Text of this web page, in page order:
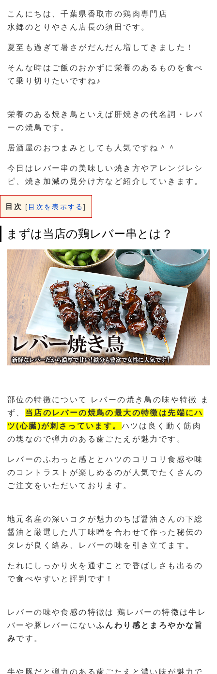
こんにちは、千葉県香取市の鶏肉専門店
水郷のとりやさん店長の須田です。
夏至も過ぎて暑さがだんだん増してきました！
そんな時はご飯のおかずに栄養のあるものを食べ
て乗り切りたいですね♪
栄養のある焼き鳥といえば肝焼きの代名詞・レバ
ーの焼鳥です。
居酒屋のおつまみとしても人気ですね＾＾
今日はレバー串の美味しい焼き方やアレンジレシ
ピ、焼き加減の見分け方など紹介していきます。
目次 [ 目次を表示する]
まずは当店の鶏レバー串とは？
部位の特徴について レバーの焼き鳥の味や特徴 ま
ず、 当店のレバーの焼鳥の最大の特徴は先端にハ
ツ(心臓)が刺さっています。 ハツは良く動く筋肉
の塊なので弾力のある歯ごたえが魅力です。
レバーのふわっと感ととハツのコリコリ食感や味
のコントラストが楽しめるのが人気でたくさんの
ご注文をいただいております。
地元名産の深いコクが魅力のちば醤油さんの下総
醤油と厳選した八丁味噌を合わせて作った秘伝の
タレが良く絡み、レバーの味を引き立てます。
たれにしっかり火を通すことで香ばしさも出るの
で食べやすいと評判です！
レバーの味や食感の特徴は 鶏レバーの特徴は牛レ
バーや豚レバーにないふんわり感とまろやかな旨
みです。
牛や豚だと弾力のある歯ごたえと濃い味が魅力で